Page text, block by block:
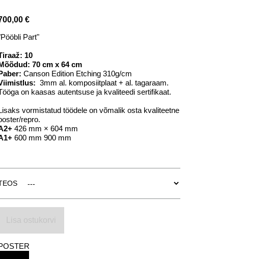
€
Part"
10
70 cm x 64 cm
Canson Edition Etching 310g/cm
3mm al. komposiitplaat + al. tagaraam.
on kaasas autentsuse ja kvaliteedi sertifikaat.
vormistatud töödele on võmalik osta kvaliteetne
repro.
426 mm × 604 mm
600 mm 900 mm